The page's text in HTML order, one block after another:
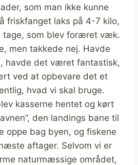
som man ikke kunne
friskfanget laks på 4-7 kilo,
tage, som blev foræret væk.
men takkede nej. Havde
havde det været fantastisk,
ved at opbevare det et
hvad vi skal bruge.
kasserne hentet og kørt
den landings bane til
oppe bag byen, og fiskene
aftager. Selvom vi er
naturmæssige området,